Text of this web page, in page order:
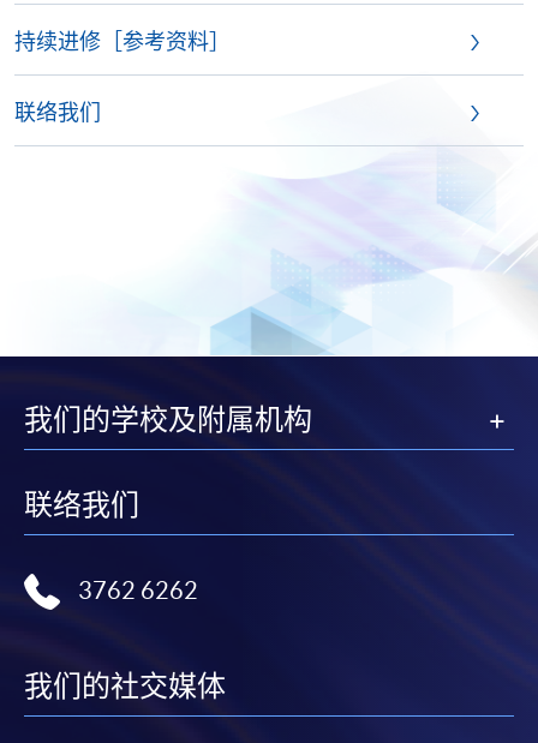
持续进修［参考资料］
联络我们
我们的学校及附属机构
联络我们
3762 6262
我们的社交媒体